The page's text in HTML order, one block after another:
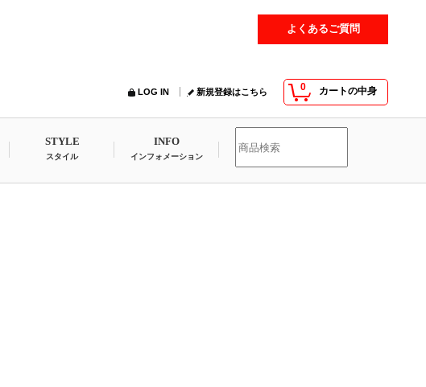
よくあるご質問
0 カートの中身
LOG IN 新規登録はこちら
STYLE
スタイル
INFO
インフォメーション